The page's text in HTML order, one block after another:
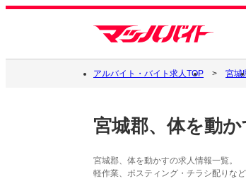
アルバイト・バイト求人TOP 宮城
宮城郡、体を動か
宮城郡、体を動かすの求人情報一覧。
軽作業、ポスティング・チラシ配りな